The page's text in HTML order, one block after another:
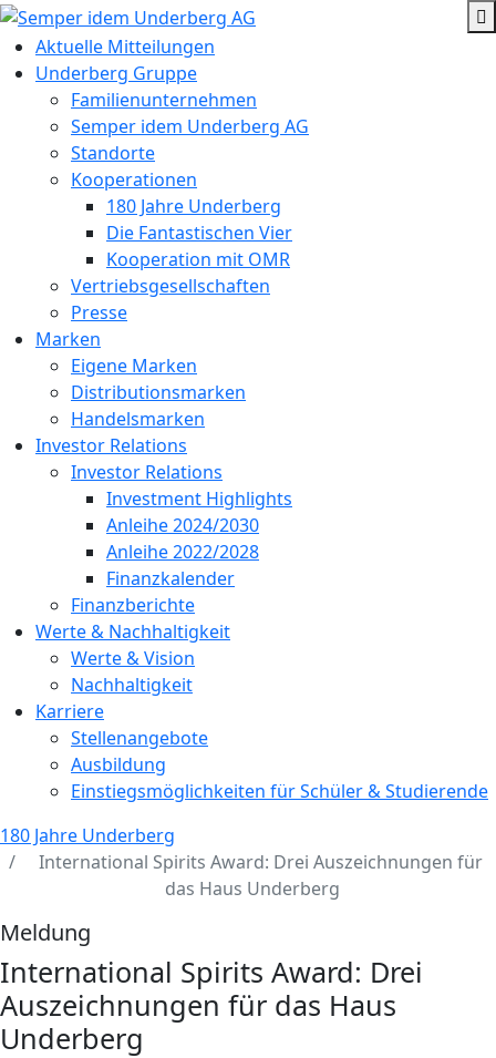
Aktuelle Mitteilungen
Underberg Gruppe
Familienunternehmen
Semper idem Underberg AG
Standorte
Kooperationen
180 Jahre Underberg
Die Fantastischen Vier
Kooperation mit OMR
Vertriebsgesellschaften
Presse
Marken
Eigene Marken
Distributionsmarken
Handelsmarken
Investor Relations
Investor Relations
Investment Highlights
Anleihe 2024/2030
Anleihe 2022/2028
Finanzkalender
Finanzberichte
Werte & Nachhaltigkeit
Werte & Vision
Nachhaltigkeit
Karriere
Stellenangebote
Ausbildung
Einstiegsmöglichkeiten für Schüler & Studierende
180 Jahre Underberg
International Spirits Award: Drei Auszeichnungen für
das Haus Underberg
Meldung
International Spirits Award: Drei
Auszeichnungen für das Haus
Underberg